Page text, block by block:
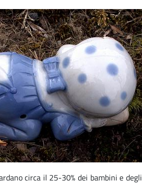
circa il 25-30% dei bambini e degli